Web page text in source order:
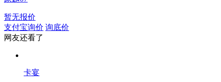
暂无报价
支付宝询价 询底价
网友还看了
卡宴